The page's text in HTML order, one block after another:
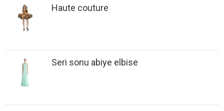
Haute couture
Seri sonu abiye elbise